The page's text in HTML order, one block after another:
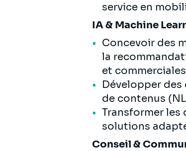
service en
IA & Machine
Concevoir des
la
et
Développer des
de contenus
Transformer les
solutions
Conseil &